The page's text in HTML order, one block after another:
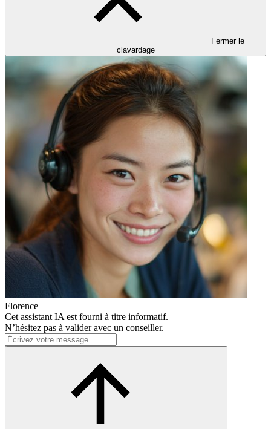
Fermer le
clavardage
Florence
Cet assistant IA est fourni à titre informatif.
N’hésitez pas à valider avec un conseiller.